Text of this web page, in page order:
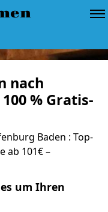
nach
% Gratis-
Baden : Top-
ab 101€ –
um Ihren